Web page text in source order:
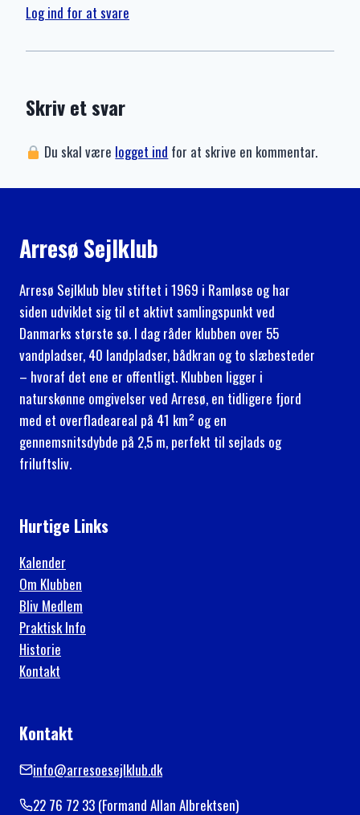
Log ind for at svare
Skriv et svar
Du skal være logget ind for at skrive en kommentar.
Arresø Sejlklub
Arresø Sejlklub blev stiftet i 1969 i Ramløse og har
siden udviklet sig til et aktivt samlingspunkt ved
Danmarks største sø. I dag råder klubben over 55
vandpladser, 40 landpladser, bådkran og to slæbesteder
– hvoraf det ene er offentligt. Klubben ligger i
naturskønne omgivelser ved Arresø, en tidligere fjord
med et overfladeareal på 41 km² og en
gennemsnitsdybde på 2,5 m, perfekt til sejlads og
friluftsliv.
Hurtige Links
Kalender
Om Klubben
Bliv Medlem
Praktisk Info
Historie
Kontakt
Kontakt
info@arresoesejlklub.dk
22 76 72 33 (Formand Allan Albrektsen)